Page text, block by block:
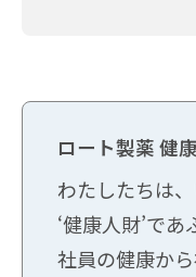
ロート製薬 健
わたしたちは
‘健康人財’で
社員の健康か